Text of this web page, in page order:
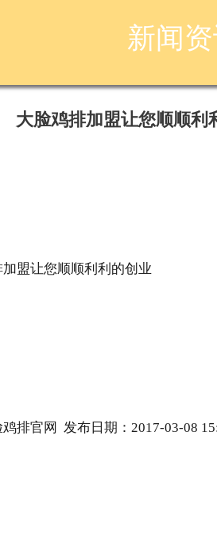
新闻
大脸鸡排加盟让您顺顺利
盟让您顺顺利利的创业
排官网 发布日期：2017-03-08